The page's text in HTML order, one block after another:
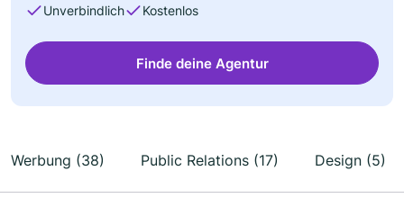
Unverbindlich Kostenlos
Finde deine Agentur
Werbung (38) Public Relations (17) Design (5)